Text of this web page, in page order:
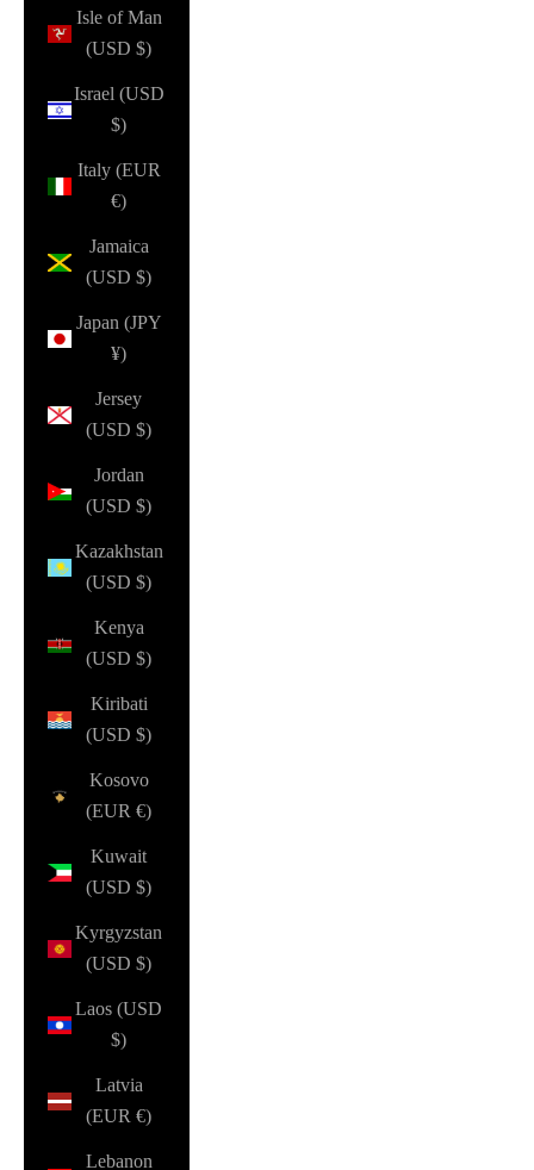
Isle of Man
(USD $)
Israel (USD
$)
Italy (EUR
€)
Jamaica
(USD $)
Japan (JPY
¥)
Jersey
(USD $)
Jordan
(USD $)
Kazakhstan
(USD $)
Kenya
(USD $)
Kiribati
(USD $)
Kosovo
(EUR €)
Kuwait
(USD $)
Kyrgyzstan
(USD $)
Laos (USD
$)
Latvia
(EUR €)
Lebanon